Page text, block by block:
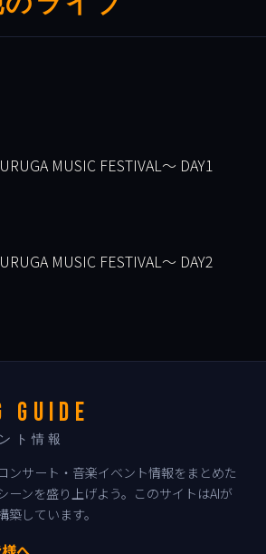
MUSIC FESTIVAL～ DAY1
MUSIC FESTIVAL～ DAY2
GUIDE
ト情報
ンサート・音楽イベント情報をまとめた
ーンを盛り上げよう。このサイトはAIが
しています。